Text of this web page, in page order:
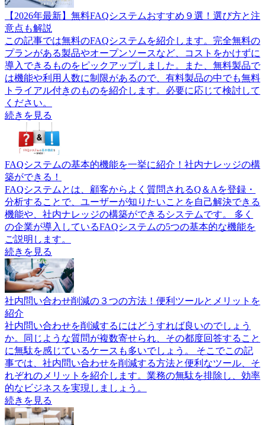
【2026年最新】無料FAQシステムおすすめ９選！選び方と注
意点も解説
この記事では無料のFAQシステムを紹介します。完全無料の
プランがある製品やオープンソースなど、コストをかけずに
導入できるものをピックアップしました。また、無料製品で
は機能や利用人数に制限があるので、有料製品の中でも無料
トライアル付きのものを紹介します。必要に応じて検討して
ください。
続きを見る
FAQシステムの基本的機能を一挙に紹介！社内ナレッジの構
築ができる！
FAQシステムとは、顧客からよく質問されるQ＆Aを登録・
分析することで、ユーザーが知りたいことを自己解決できる
機能や、社内ナレッジの構築ができるシステムです。 多く
の企業が導入しているFAQシステムの5つの基本的な機能を
ご説明します。
続きを見る
社内問い合わせ削減の３つの方法！便利ツールとメリットを
紹介
社内問い合わせを削減するにはどうすれば良いのでしょう
か。同じような質問が複数寄せられ、その都度回答すること
に無駄を感じているケースも多いでしょう。 そこでこの記
事では、社内問い合わせを削減する方法と便利なツール、そ
れぞれのメリットを紹介します。業務の無駄を排除し、効率
的なビジネスを実現しましょう。
続きを見る